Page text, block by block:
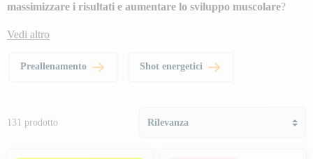
massimizzare i risultati e aumentare lo sviluppo muscolare?
La nostra selezione di
Vedi altro
Preallenamento Shot energetici
131 prodotto